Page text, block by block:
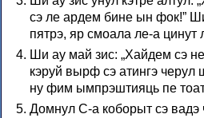
сэ ле ардем бине ын фок!”
пятрэ, яр смоала ле-а цинут
Ши ау май зис: „Хайдем сэ
кэруй вырф сэ атингэ
ну фим ымпрэштияць пе
Домнул С-а коборыт сэ вадэ